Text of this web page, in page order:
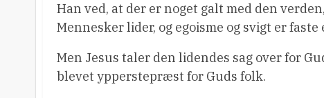
Han ved, at der er noget galt med den
Mennesker lider, og egoisme og svigt er
Men Jesus taler den lidendes sag over for
blevet ypperstepræst for Guds folk.